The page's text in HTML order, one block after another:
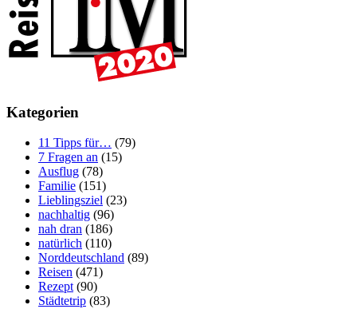
Kategorien
11 Tipps für… (79)
7 Fragen an (15)
Ausflug (78)
Familie (151)
Lieblingsziel (23)
nachhaltig (96)
nah dran (186)
natürlich (110)
Norddeutschland (89)
Reisen (471)
Rezept (90)
Städtetrip (83)